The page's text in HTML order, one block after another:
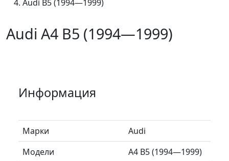
Audi B5 (1994—1999)
Audi A4 B5 (1994—1999)
Информация
Марки
Audi
Модели
A4 B5 (1994—1999)